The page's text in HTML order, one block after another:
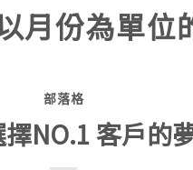
月份為單位
部落格
NO.1 客戶的